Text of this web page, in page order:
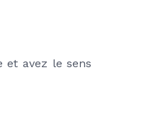
et avez le sens